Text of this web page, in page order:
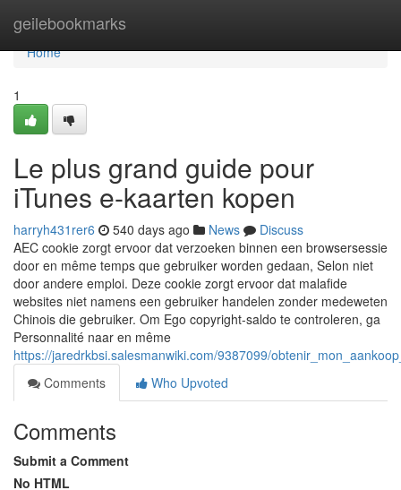
geilebookmarks
Home
Home
1
Le plus grand guide pour
iTunes e-kaarten kopen
harryh431rer6 540 days ago News
Discuss
AEC cookie zorgt ervoor dat verzoeken binnen een browsersessie
door en même temps que gebruiker worden gedaan, Selon niet
door andere emploi. Deze cookie zorgt ervoor dat malafide
websites niet namens een gebruiker handelen zonder medeweten
Chinois die gebruiker. Om Ego copyright-saldo te controleren, ga
Personnalité naar en même
https://jaredrkbsi.salesmanwiki.com/9387099/
Comments
Who Upvoted
Comments
Submit a Comment
No HTML